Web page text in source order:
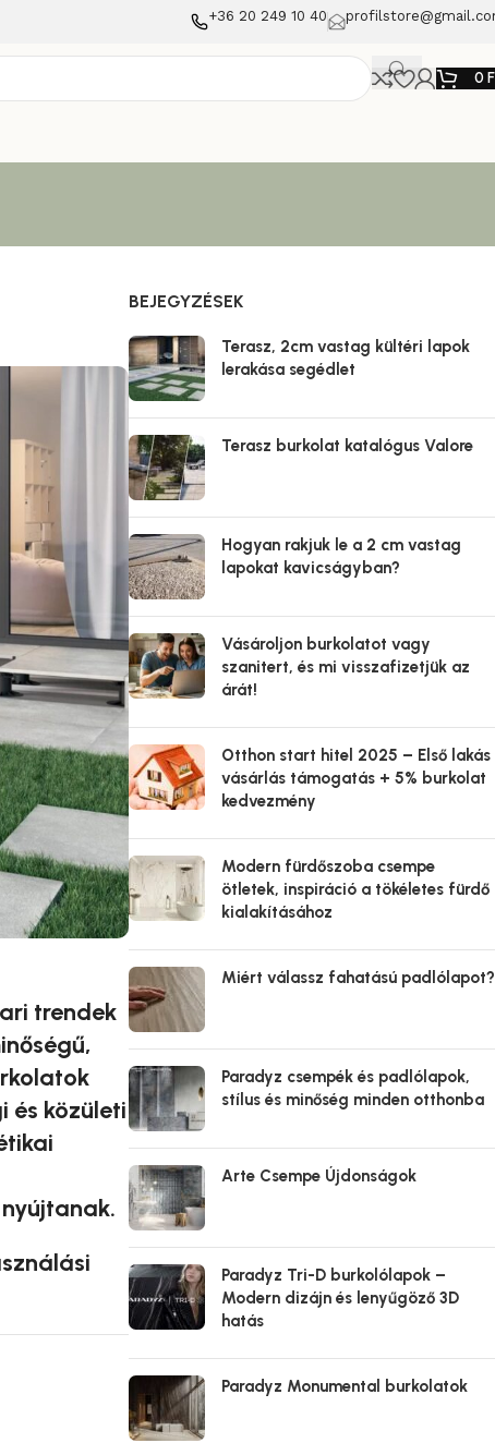
+36 20 249 10 40
0
trendek
és közületi
BEJEGYZÉSEK
Terasz, 2cm vastag kültéri lapok
lerakása segédlet
Terasz burkolat katalógus Valore
Hogyan rakjuk le a 2 cm vastag
lapokat kavicságyban?
Vásároljon burkolatot vagy
szanitert, és mi visszafizetjük az
árát!
Otthon start hitel 2025 – Első lakás
vásárlás támogatás + 5% burkolat
kedvezmény
Modern fürdőszoba csempe
ötletek, inspiráció a tökéletes fürdő
kialakításához
Miért válassz fahatású padlólapot?
Paradyz csempék és padlólapok,
stílus és minőség minden otthonba
Arte Csempe Újdonságok
Paradyz Tri-D burkolólapok –
Modern dizájn és lenyűgöző 3D
hatás
Paradyz Monumental burkolatok